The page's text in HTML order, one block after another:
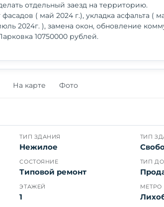
отдельный заезд на территорию.
( май 2024 г.), укладка асфальта (
2024г. ), замена окон, обновление
10750000 рублей.
На карте Фото
ТИП ЗДАНИЯ
Нежилое
ТИП
СОСТОЯНИЕ
Типовой ремонт
ТИП
ЭТАЖЕЙ
1
МЕТРО